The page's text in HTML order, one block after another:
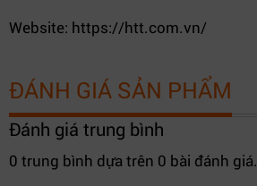
Website: https://htt.com.vn/
ĐÁNH GIÁ SẢN PHẨM
Đánh giá trung bình
0 trung bình dựa trên 0 bài đánh giá.